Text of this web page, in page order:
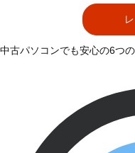
中古パソコンでも安心の6つ